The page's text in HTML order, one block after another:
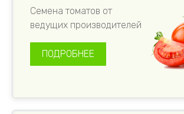
Семена томатов от
ведущих производителей
ПОДРОБНЕЕ